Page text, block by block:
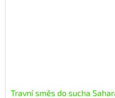
Travní směs do sucha